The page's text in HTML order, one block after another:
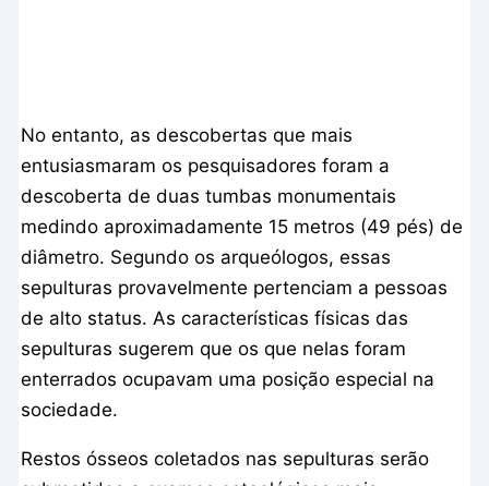
No entanto, as descobertas que mais
entusiasmaram os pesquisadores foram a
descoberta de duas tumbas monumentais
medindo aproximadamente 15 metros (49 pés) de
diâmetro. Segundo os arqueólogos, essas
sepulturas provavelmente pertenciam a pessoas
de alto status. As características físicas das
sepulturas sugerem que os que nelas foram
enterrados ocupavam uma posição especial na
sociedade.
Restos ósseos coletados nas sepulturas serão